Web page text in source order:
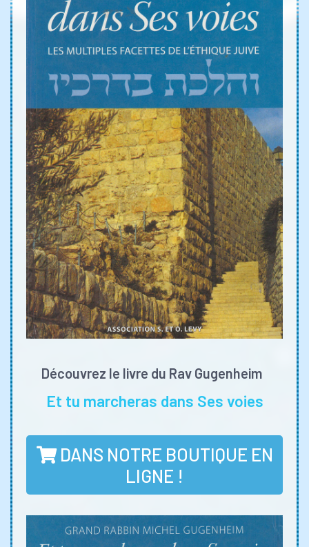
Découvrez le livre du Rav Gugenheim
Et tu marcheras dans Ses voies
DANS NOTRE BOUTIQUE EN
LIGNE !